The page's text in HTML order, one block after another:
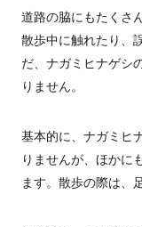
道路の脇にもたくさ
散歩中に触れたり、
だ、ナガミヒナゲシ
りません。
基本的に、ナガミヒ
りませんが、ほかに
ます。散歩の際は、